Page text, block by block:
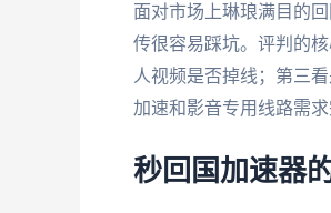
面对市场上琳琅满目的回
传很容易踩坑。评判的
人视频是否掉线；第三
加速和影音专用线路需
秒回国加速器